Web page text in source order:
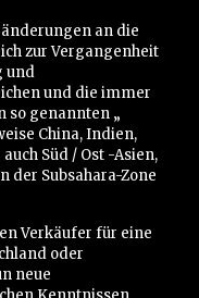
an die
zur Vergangenheit
und
und die immer
so genannten „
China, Indien,
Süd / Ost -Asien,
der Subsahara-Zone
Verkäufer für eine
oder
neue